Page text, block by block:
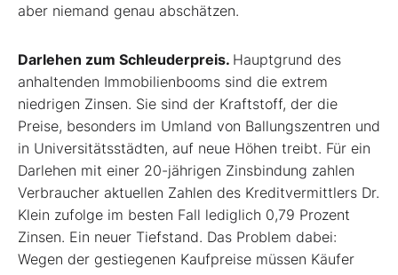
aber niemand genau abschätzen.
Darlehen zum Schleuderpreis. Hauptgrund des
anhaltenden Immobilienbooms sind die extrem
niedrigen Zinsen. Sie sind der Kraftstoff, der die
Preise, besonders im Umland von Ballungszentren und
in Universitätsstädten, auf neue Höhen treibt. Für ein
Darlehen mit einer 20-jährigen Zinsbindung zahlen
Verbraucher aktuellen Zahlen des Kreditvermittlers Dr.
Klein zufolge im besten Fall lediglich 0,79 Prozent
Zinsen. Ein neuer Tiefstand. Das Problem dabei:
Wegen der gestiegenen Kaufpreise müssen Käufer